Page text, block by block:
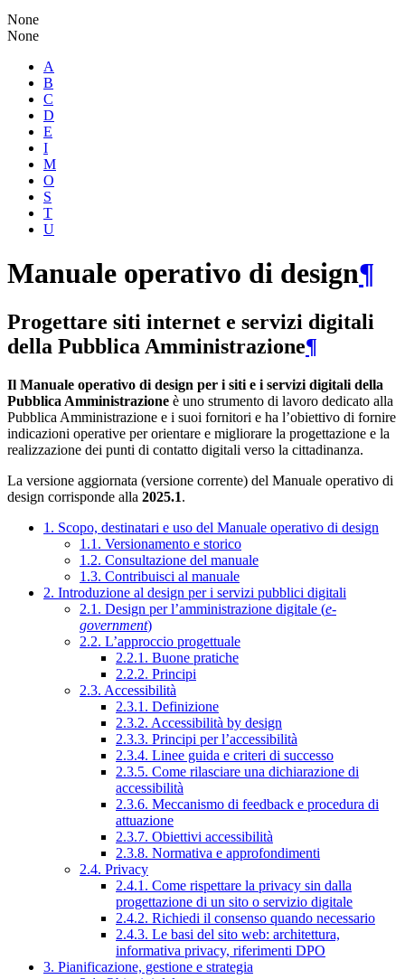
None
None
A
B
C
D
E
I
M
O
S
T
U
Manuale operativo di design¶
Progettare siti internet e servizi digitali
della Pubblica Amministrazione¶
Il Manuale operativo di design per i siti e i servizi digitali della
Pubblica Amministrazione è uno strumento di lavoro dedicato alla
Pubblica Amministrazione e i suoi fornitori e ha l’obiettivo di fornire
indicazioni operative per orientare e migliorare la progettazione e la
realizzazione dei punti di contatto digitali verso la cittadinanza.
La versione aggiornata (versione corrente) del Manuale operativo di
design corrisponde alla 2025.1.
1. Scopo, destinatari e uso del Manuale operativo di design
1.1. Versionamento e storico
1.2. Consultazione del manuale
1.3. Contribuisci al manuale
2. Introduzione al design per i servizi pubblici digitali
2.1. Design per l’amministrazione digitale (e-
government)
2.2. L’approccio progettuale
2.2.1. Buone pratiche
2.2.2. Principi
2.3. Accessibilità
2.3.1. Definizione
2.3.2. Accessibilità by design
2.3.3. Principi per l’accessibilità
2.3.4. Linee guida e criteri di successo
2.3.5. Come rilasciare una dichiarazione di
accessibilità
2.3.6. Meccanismo di feedback e procedura di
attuazione
2.3.7. Obiettivi accessibilità
2.3.8. Normativa e approfondimenti
2.4. Privacy
2.4.1. Come rispettare la privacy sin dalla
progettazione di un sito o servizio digitale
2.4.2. Richiedi il consenso quando necessario
2.4.3. Le basi del sito web: architettura,
informativa privacy, riferimenti DPO
3. Pianificazione, gestione e strategia